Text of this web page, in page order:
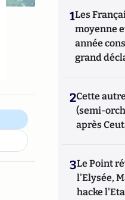
1Les
moyenne
année
grand
2Cette
(semi-
après
3Le Point
l'Elysée,
hacke